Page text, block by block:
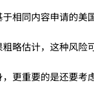
相同内容申请的美
略估计，这种风险
更重要的是还要考